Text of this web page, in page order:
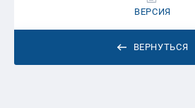
ВЕРНУТЬСЯ
ВЕРСИЯ